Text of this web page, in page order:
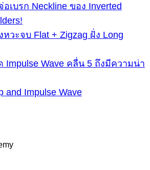
อเบรก Neckline ของ Inverted
หวะจบ Flat + Zigzag ฝั่ง Long
Impulse Wave คลื่น 5 ถึงมีความน่า
and Impulse Wave